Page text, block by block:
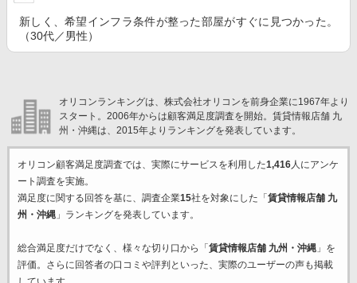
新しく、希望インフラ条件が整った部屋がすぐに見つかった。
（30代／男性）
オリコンランキングは、株式会社オリコンを前身企業に1967年より
スタート。2006年からは顧客満足度調査を開始。賃貸情報店舗 九
州・沖縄は、2015年よりランキングを発表しています。
オリコン顧客満足度調査では、実際にサービスを利用した1,416人にアンケ
ート調査を実施。
満足度に関する回答を基に、調査企業15社を対象にした「 賃貸情報店舗 九
州・沖縄」ランキングを発表しています。
総合満足度だけでなく、様々な切り口から「 賃貸情報店舗 九州・沖縄」を
評価。さらに回答者の口コミや評判といった、実際のユーザーの声も掲載